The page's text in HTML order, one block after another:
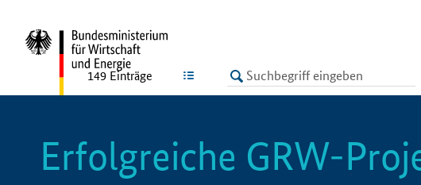
LISTE
149 Einträge
Erfolgreiche GRW-